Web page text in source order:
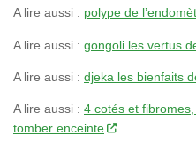
A lire aussi : polype de
A lire aussi : gongoli les vertus
A lire aussi : djeka les bienfaits
A lire aussi : 4 cotés et
tomber enceinte